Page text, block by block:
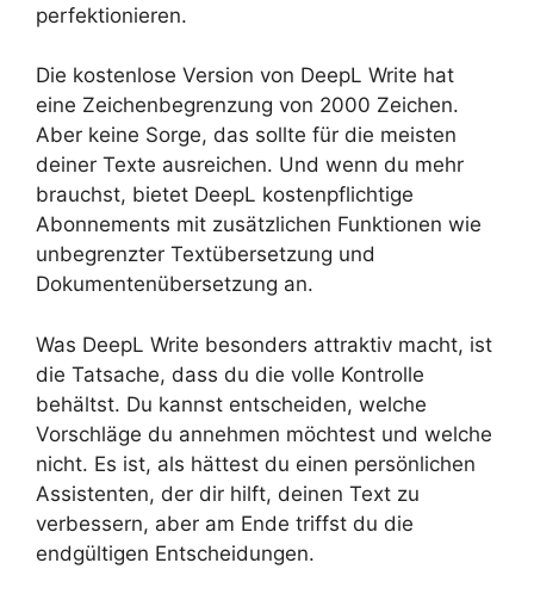
perfektionieren.
Die kostenlose Version von DeepL Write hat
eine Zeichenbegrenzung von 2000 Zeichen.
Aber keine Sorge, das sollte für die meisten
deiner Texte ausreichen. Und wenn du mehr
brauchst, bietet DeepL kostenpflichtige
Abonnements mit zusätzlichen Funktionen wie
unbegrenzter Textübersetzung und
Dokumentenübersetzung an.
Was DeepL Write besonders attraktiv macht, ist
die Tatsache, dass du die volle Kontrolle
behältst. Du kannst entscheiden, welche
Vorschläge du annehmen möchtest und welche
nicht. Es ist, als hättest du einen persönlichen
Assistenten, der dir hilft, deinen Text zu
verbessern, aber am Ende triffst du die
endgültigen Entscheidungen.